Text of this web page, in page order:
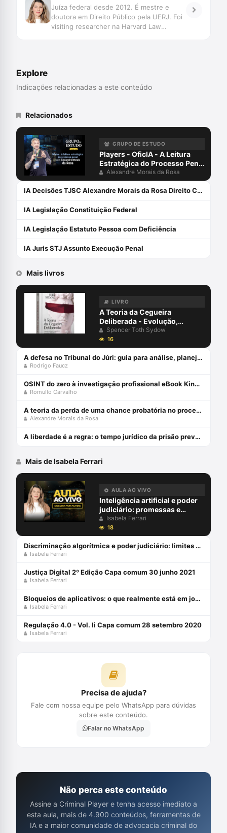
Juíza federal desde 2012. É mestre e
doutora em Direito Público pela UERJ. Foi
visiting researcher na Harvard Law
todo o mundo. É professora e palestrante
Explore
Indicações relacionadas a este conteúdo
Relacionados
GRUPO DE ESTUDO
Players - OficIA - A Leitura
Estratégica do Processo Penal
com Alexandre Morais da
Rosa
Alexandre Morais da Rosa
IA Decisões TJSC Alexandre Morais da Rosa Direito Civil
IA Legislação Constituição Federal
IA Legislação Estatuto Pessoa com Deficiência
IA Juris STJ Assunto Execução Penal
Mais livros
LIVRO
A Teoria da Cegueira
Deliberada - Evolução,
Debates Dogmáticos,
Propostas, Dificuldades de
Aplicabilidade - 2ª Edição
(2022) Capa comum 1 janeiro
Spencer Toth Sydow
16
A defesa no Tribunal do Júri: guia para análise, planejamento e estratégias - junho 2024
Rodrigo Faucz
OSINT do zero à investigação profissional eBook Kindle
Romullo Carvalho
A teoria da perda de uma chance probatória no processo penal - julho 2024
Alexandre Morais da Rosa
A liberdade é a regra: o tempo jurídico da prisão preventiva - julho 2024
Mais de Isabela Ferrari
AULA AO VIVO
Inteligência artificial e poder
judiciário: promessas e
perigos com Isabela Ferrari
Isabela Ferrari
18
Discriminação algorítmica e poder judiciário: limites à adoção de sistemas de decisões algorítmicas no judiciário brasileiro - maio 2023
Isabela Ferrari
Justiça Digital 2º Edição Capa comum 30 junho 2021
Isabela Ferrari
Bloqueios de aplicativos: o que realmente está em jogo na ADIn 5.527 e na ADPF 403 é o direito à criptografia de ponta-a-ponta
Isabela Ferrari
Regulação 4.0 - Vol. Ii Capa comum 28 setembro 2020
Isabela Ferrari
Precisa de ajuda?
Fale com nossa equipe pelo WhatsApp para dúvidas
sobre este conteúdo.
Falar no WhatsApp
Não perca este conteúdo
Assine a Criminal Player e tenha acesso imediato a
esta aula, mais de 4.900 conteúdos, ferramentas de
IA e a maior comunidade de advocacia criminal do